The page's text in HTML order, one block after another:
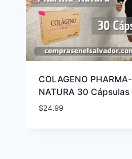
COLAGENO PHARMA-
NATURA 30 Cápsulas
$24.99